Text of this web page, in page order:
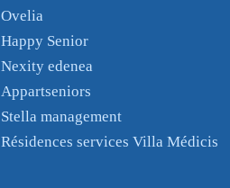
Ovelia
Happy Senior
Nexity edenea
Appartseniors
Stella management
Résidences services Villa Médicis